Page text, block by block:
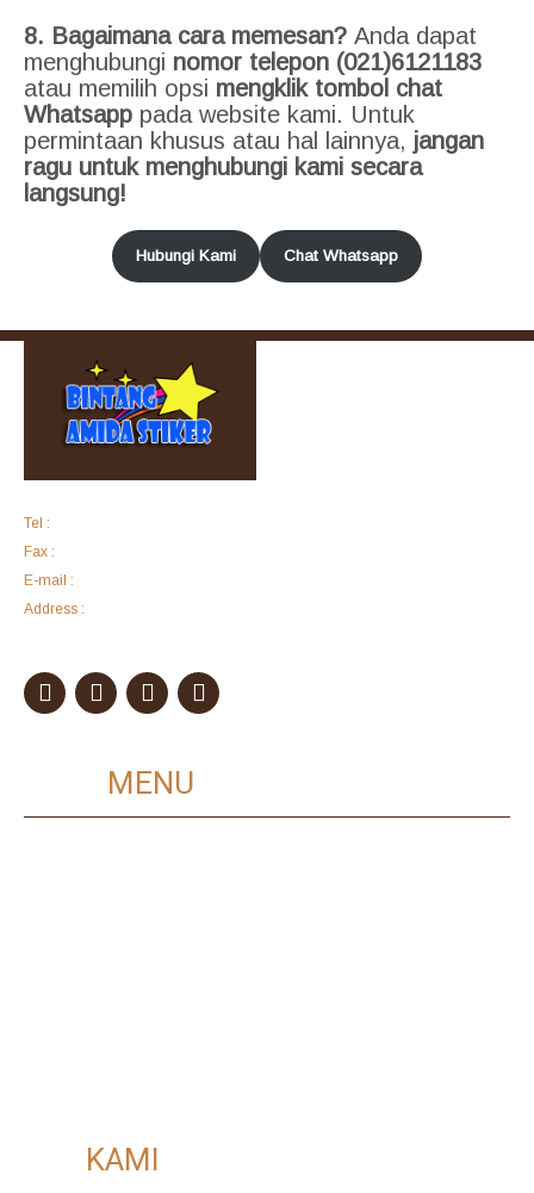
8. Bagaimana cara memesan? Anda dapat
menghubungi nomor telepon (021)6121183
atau memilih opsi mengklik tombol chat
Whatsapp pada website kami. Untuk
permintaan khusus atau hal lainnya, jangan
ragu untuk menghubungi kami secara
langsung!
Hubungi Kami Chat Whatsapp
Tel :
Fax :
E-mail :
Address :
MENU
KAMI